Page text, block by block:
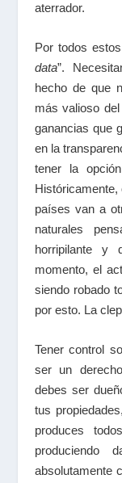
aterrador.
Por todos
data”.
hecho de que
más valioso
ganancias que
en la
tener la
países van a
naturales
horripilante y
momento, el
siendo robado
por esto. La
Tener control
ser un
debes ser
tus
produces
produciendo
absolutamente